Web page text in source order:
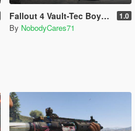
Fallout 4 Vault-Tec Boy Skin 1.0
By NobodyCares71